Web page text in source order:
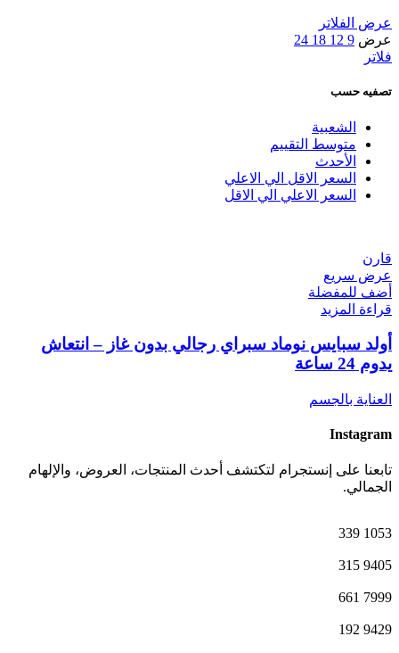
عرض الفلاتر
عرض 9
12
18
24
فلاتر
تصفيه حسب
الشعبية
متوسط التقييم
الأحدث
السعر الاقل الي الاعلي
السعر الاعلي الي الاقل
قارن
عرض سريع
أضف للمفضلة
قراءة المزيد
أولد سبايس نوماد سبراي رجالي بدون غاز – انتعاش
يدوم 24 ساعة
العناية بالجسم
Instagram
تابعنا على إنستجرام لتكتشف أحدث المنتجات، العروض، والإلهام
الجمالي.
1053
339
9405
315
7999
661
9429
192